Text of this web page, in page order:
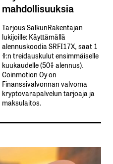
mahdollisuuksia
Tarjous SalkunRakentajan
lukijoille: Käyttämällä​ ​
alennuskoodia​ ​SRFI17X,​ ​saat​ ​1
%:n treidauskulut​ ​ensimmäiselle​ ​
kuukaudelle​ ​(50%​ ​alennus).
Coinmotion Oy on
Finanssivalvonnan valvoma
kryptovarapalvelun tarjoaja ja
maksulaitos.